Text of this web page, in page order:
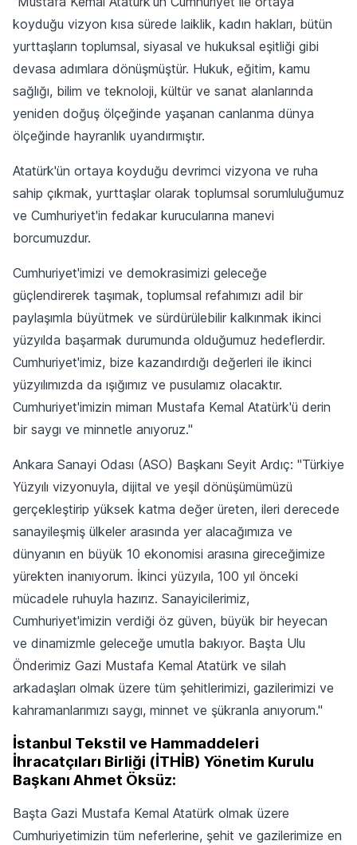
koyduğu vizyon kısa sürede laiklik, kadın hakları, bütün
yurttaşların toplumsal, siyasal ve hukuksal eşitliği gibi
devasa adımlara dönüşmüştür. Hukuk, eğitim, kamu
sağlığı, bilim ve teknoloji, kültür ve sanat alanlarında
yeniden doğuş ölçeğinde yaşanan canlanma dünya
ölçeğinde hayranlık uyandırmıştır.
Atatürk'ün ortaya koyduğu devrimci vizyona ve ruha
sahip çıkmak, yurttaşlar olarak toplumsal sorumluluğumuz
ve Cumhuriyet'in fedakar kurucularına manevi
borcumuzdur.
Cumhuriyet'imizi ve demokrasimizi geleceğe
güçlendirerek taşımak, toplumsal refahımızı adil bir
paylaşımla büyütmek ve sürdürülebilir kalkınmak ikinci
yüzyılda başarmak durumunda olduğumuz hedeflerdir.
Cumhuriyet'imiz, bize kazandırdığı değerleri ile ikinci
yüzyılımızda da ışığımız ve pusulamız olacaktır.
Cumhuriyet'imizin mimarı Mustafa Kemal Atatürk'ü derin
bir saygı ve minnetle anıyoruz."
Ankara Sanayi Odası (ASO) Başkanı Seyit Ardıç: "Türkiye
Yüzyılı vizyonuyla, dijital ve yeşil dönüşümümüzü
gerçekleştirip yüksek katma değer üreten, ileri derecede
sanayileşmiş ülkeler arasında yer alacağımıza ve
dünyanın en büyük 10 ekonomisi arasına gireceğimize
yürekten inanıyorum. İkinci yüzyıla, 100 yıl önceki
mücadele ruhuyla hazırız. Sanayicilerimiz,
Cumhuriyet'imizin verdiği öz güven, büyük bir heyecan
ve dinamizmle geleceğe umutla bakıyor. Başta Ulu
Önderimiz Gazi Mustafa Kemal Atatürk ve silah
arkadaşları olmak üzere tüm şehitlerimizi, gazilerimizi ve
kahramanlarımızı saygı, minnet ve şükranla anıyorum."
İstanbul Tekstil ve Hammaddeleri
İhracatçıları Birliği (İTHİB) Yönetim Kurulu
Başkanı Ahmet Öksüz:
Başta Gazi Mustafa Kemal Atatürk olmak üzere
Cumhuriyetimizin tüm neferlerine, şehit ve gazilerimize en